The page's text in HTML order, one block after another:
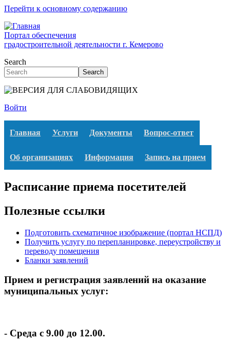
Перейти к основному содержанию
Портал обеспечения
градостроительной деятельности г. Кемерово
Search
Search
Войти
Главная Услуги Документы Вопрос-ответ
Об организациях Информация Запись на прием
Расписание приема посетителей
Полезные ссылки
Подготовить схематичное изображение (портал НСПД)
Получить услугу по перепланировке, переустройству и
переводу помещения
Бланки заявлений
Прием и регистрация заявлений на оказание
муниципальных услуг:
- Среда с 9.00 до 12.00.